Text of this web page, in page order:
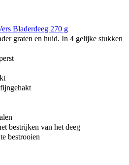
Bladerdeeg 270 g
graten en huid. In 4 gelijke stukken
bestrijken van het deeg
bestrooien